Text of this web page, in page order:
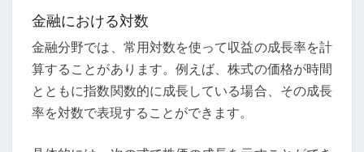
金融における対数
金融分野では、常用対数を使って収益の成長率を計
算することがあります。例えば、株式の価格が時間
とともに指数関数的に成長している場合、その成長
率を対数で表現することができます。